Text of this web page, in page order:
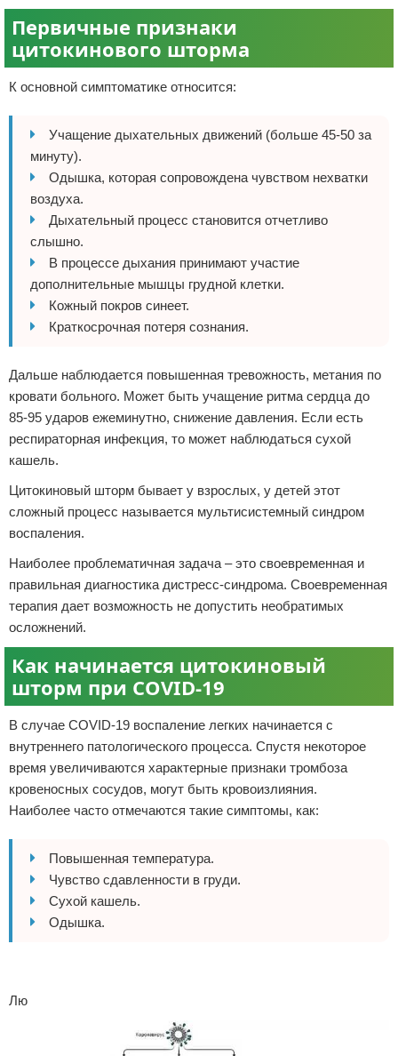
Первичные признаки
цитокинового шторма
К основной симптоматике относится:
Учащение дыхательных движений (больше 45-50 за
минуту).
Одышка, которая сопровождена чувством нехватки
воздуха.
Дыхательный процесс становится отчетливо
слышно.
В процессе дыхания принимают участие
дополнительные мышцы грудной клетки.
Кожный покров синеет.
Краткосрочная потеря сознания.
Дальше наблюдается повышенная тревожность, метания по
кровати больного. Может быть учащение ритма сердца до
85-95 ударов ежеминутно, снижение давления. Если есть
респираторная инфекция, то может наблюдаться сухой
кашель.
Цитокиновый шторм бывает у взрослых, у детей этот
сложный процесс называется мультисистемный синдром
воспаления.
Наиболее проблематичная задача – это своевременная и
правильная диагностика дистресс-синдрома. Своевременная
терапия дает возможность не допустить необратимых
осложнений.
Как начинается цитокиновый
шторм при COVID-19
В случае COVID-19 воспаление легких начинается с
внутреннего патологического процесса. Спустя некоторое
время увеличиваются характерные признаки тромбоза
кровеносных сосудов, могут быть кровоизлияния.
Наиболее часто отмечаются такие симптомы, как:
Повышенная температура.
Чувство сдавленности в груди.
Сухой кашель.
Одышка.
Лю